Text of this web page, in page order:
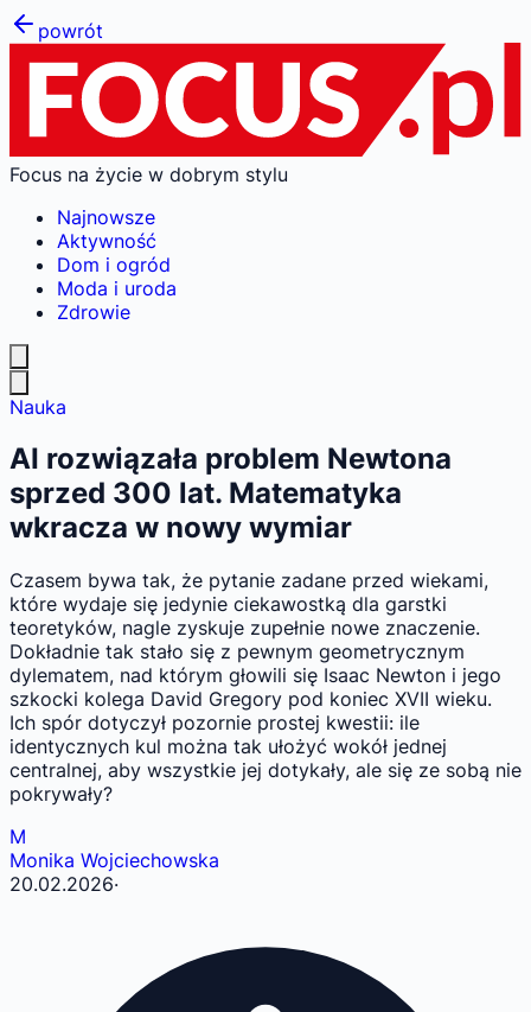
powrót
Focus na życie w dobrym stylu
Najnowsze
Aktywność
Dom i ogród
Moda i uroda
Zdrowie
Nauka
AI rozwiązała problem Newtona
sprzed 300 lat. Matematyka
wkracza w nowy wymiar
Czasem bywa tak, że pytanie zadane przed wiekami,
które wydaje się jedynie ciekawostką dla garstki
teoretyków, nagle zyskuje zupełnie nowe znaczenie.
Dokładnie tak stało się z pewnym geometrycznym
dylematem, nad którym głowili się Isaac Newton i jego
szkocki kolega David Gregory pod koniec XVII wieku.
Ich spór dotyczył pozornie prostej kwestii: ile
identycznych kul można tak ułożyć wokół jednej
centralnej, aby wszystkie jej dotykały, ale się ze sobą nie
pokrywały?
M
Monika Wojciechowska
20.02.2026·